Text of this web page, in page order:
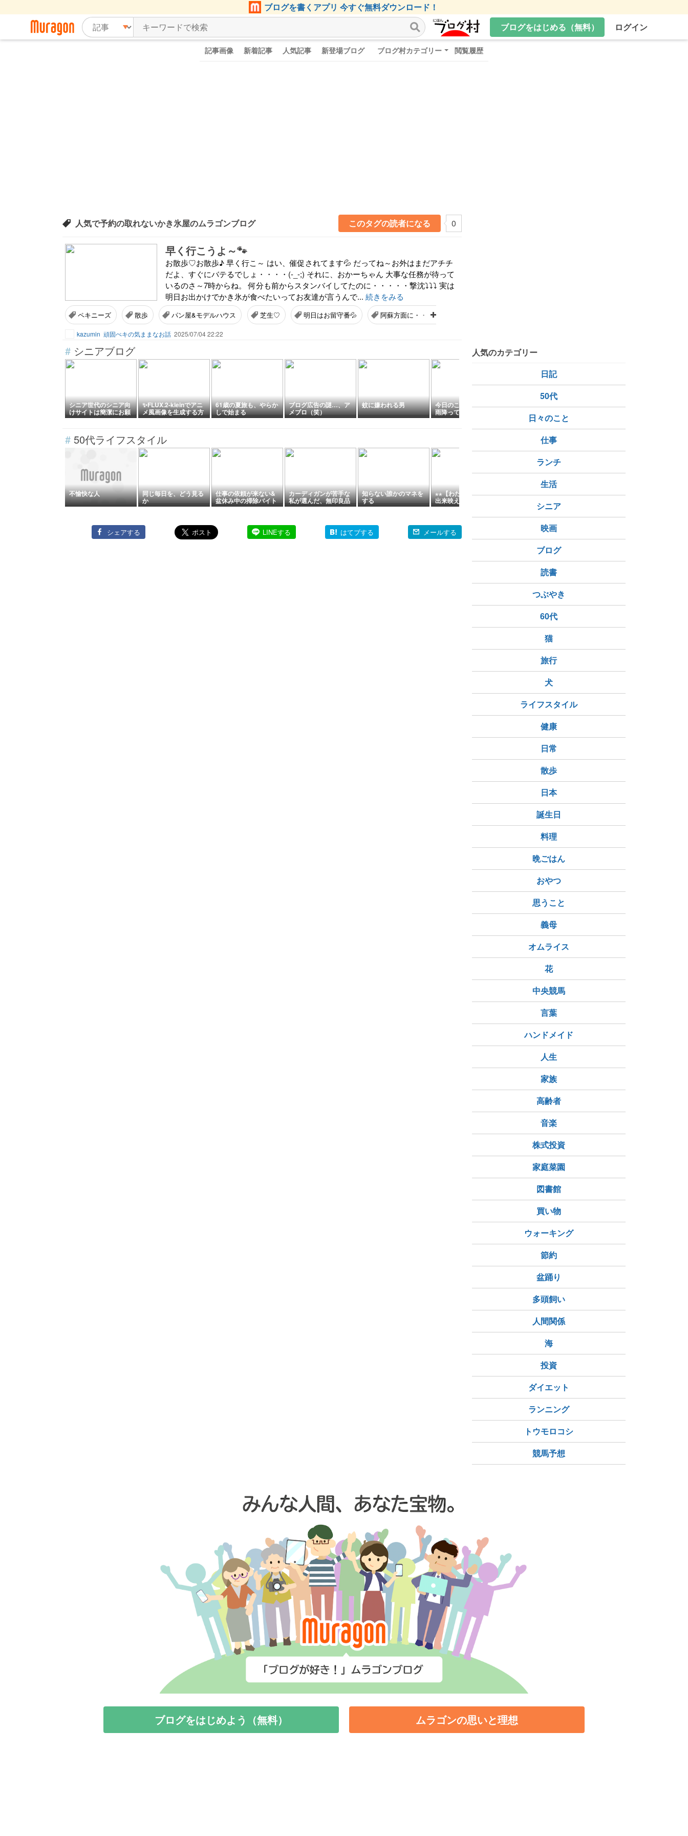
ブログを書くアプリ 今すぐ無料ダウンロード！
ブログをはじめる（無料）
ログイン
記事画像 新着記事 人気記事 新登場ブログ ブログ村カテゴリー 閲覧履歴
人気で予約の取れないかき氷屋のムラゴンブログ このタグの読者になる 0
早く行こうよ～🐾
お散歩♡お散歩♪ 早く行こ～ はい、催促されてます💦 だってね～お外はまだアチチ
だよ、すぐにバテるでしょ・・・・(-_-;) それに、おかーちゃん 大事な任務が待って
いるのさ～7時からね。 何分も前からスタンバイしてたのに・・・・・撃沈⤵⤵⤵ 実は
明日お出かけでかき氷が食べたいってお友達が言うんで... 続きをみる
ペキニーズ 散歩 パン屋&モデルハウス 芝生♡ 明日はお留守番💦 阿蘇方面に・・・・
kazumin 頑固ぺキの気ままなお話 2025/07/04 22:22
# シニアブログ
シニア世代のシニア向
けサイトは簡潔にお願
いします。
✨FLUX.2-kleinでアニ
メ風画像を生成する方
法
61歳の夏旅も、やらか
しで始まる
ブログ広告の謎…、ア
メブロ（笑）
蚊に嫌われる男 今日のことわざNo.62
雨降って地固まる
ズッキーニの撤収と、
の土作り…
地元写真サークル…７
# 50代ライフスタイル
不愉快な人 同じ毎日を、どう見る
か
仕事の依頼が来ない&
盆休み中の掃除バイト
カーディガンが苦手な
私が選んだ、無印良品
のVネックカーディガ
知らない誰かのマネを
する
⋆⋆【わたし史上最高の
出来映え！】大好きな
桃を使って丸ごとケー
キの完成(*Ü*)⋆⋆
久しぶりに新調した眼 髪を切って1週間。後
シェアする LINEする はてブする メールする
人気のカテゴリー
日記
50代
日々のこと
仕事
ランチ
生活
シニア
映画
ブログ
読書
つぶやき
60代
猫
旅行
犬
ライフスタイル
健康
日常
散歩
日本
誕生日
料理
晩ごはん
おやつ
思うこと
義母
オムライス
花
中央競馬
言葉
ハンドメイド
人生
家族
高齢者
音楽
株式投資
家庭菜園
図書館
買い物
ウォーキング
節約
盆踊り
多頭飼い
人間関係
海
投資
ダイエット
ランニング
トウモロコシ
競馬予想
ブログをはじめよう（無料） ムラゴンの思いと理想